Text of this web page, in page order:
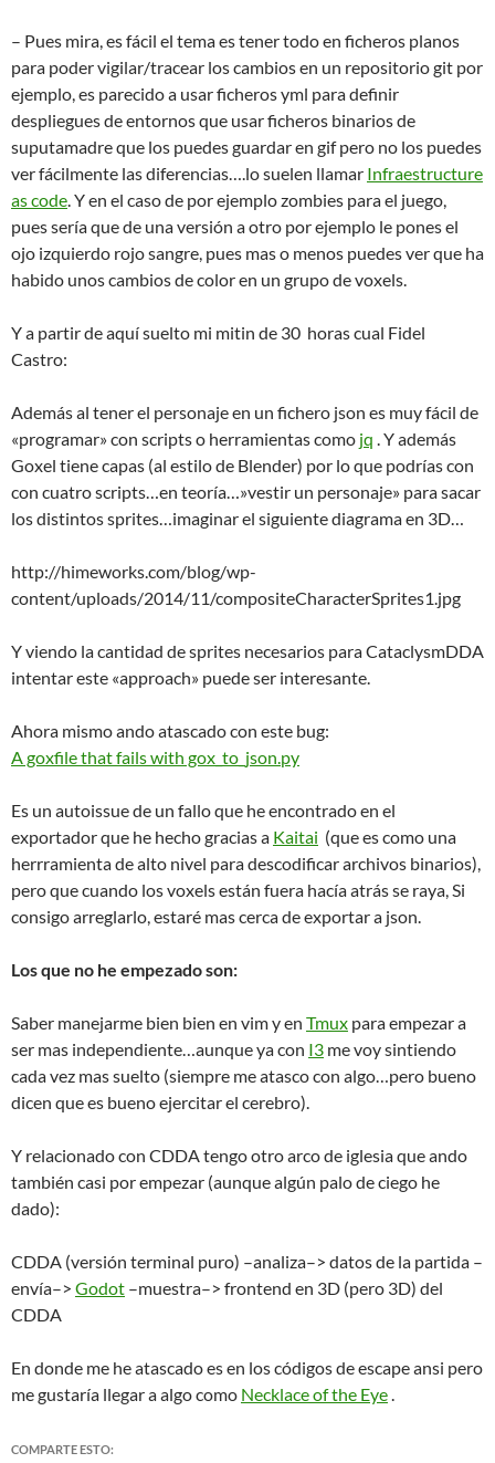
– Pues mira, es fácil el tema es tener todo en ficheros planos
para poder vigilar/tracear los cambios en un repositorio git por
ejemplo, es parecido a usar ficheros yml para definir
despliegues de entornos que usar ficheros binarios de
suputamadre que los puedes guardar en gif pero no los puedes
ver fácilmente las diferencias….lo suelen llamar Infraestructure
as code. Y en el caso de por ejemplo zombies para el juego,
pues sería que de una versión a otro por ejemplo le pones el
ojo izquierdo rojo sangre, pues mas o menos puedes ver que ha
habido unos cambios de color en un grupo de voxels.
Y a partir de aquí suelto mi mitin de 30 horas cual Fidel
Castro:
Además al tener el personaje en un fichero json es muy fácil de
«programar» con scripts o herramientas como jq . Y además
Goxel tiene capas (al estilo de Blender) por lo que podrías con
con cuatro scripts…en teoría…»vestir un personaje» para sacar
los distintos sprites…imaginar el siguiente diagrama en 3D…
http://himeworks.com/blog/wp-
content/uploads/2014/11/compositeCharacterSprites1.jpg
Y viendo la cantidad de sprites necesarios para CataclysmDDA
intentar este «approach» puede ser interesante.
Ahora mismo ando atascado con este bug:
A goxfile that fails with gox_to_json.py
Es un autoissue de un fallo que he encontrado en el
exportador que he hecho gracias a Kaitai (que es como una
herrramienta de alto nivel para descodificar archivos binarios),
pero que cuando los voxels están fuera hacía atrás se raya, Si
consigo arreglarlo, estaré mas cerca de exportar a json.
Los que no he empezado son:
Saber manejarme bien bien en vim y en Tmux para empezar a
ser mas independiente…aunque ya con I3 me voy sintiendo
cada vez mas suelto (siempre me atasco con algo…pero bueno
dicen que es bueno ejercitar el cerebro).
Y relacionado con CDDA tengo otro arco de iglesia que ando
también casi por empezar (aunque algún palo de ciego he
dado):
CDDA (versión terminal puro) –analiza–> datos de la partida –
envía–> Godot –muestra–> frontend en 3D (pero 3D) del
CDDA
En donde me he atascado es en los códigos de escape ansi pero
me gustaría llegar a algo como Necklace of the Eye.
COMPARTE ESTO: